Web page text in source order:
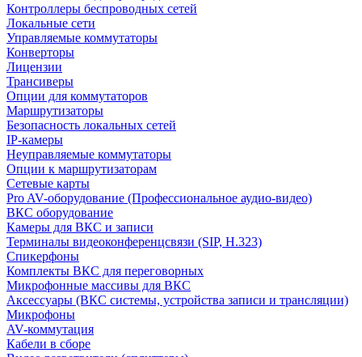
Контроллеры беспроводных сетей
Локальные сети
Управляемые коммутаторы
Конверторы
Лицензии
Трансиверы
Опции для коммутаторов
Маршрутизаторы
Безопасность локальных сетей
IP-камеры
Неуправляемые коммутаторы
Опции к маршрутизаторам
Сетевые карты
Pro AV-оборудование (Профессиональное аудио-видео)
ВКС оборудование
Камеры для ВКС и записи
Терминалы видеоконференцсвязи (SIP, H.323)
Спикерфоны
Комплекты ВКС для переговорных
Микрофонные массивы для ВКС
Аксессуары (ВКС системы, устройства записи и трансляции)
Микрофоны
AV-коммутация
Кабели в сборе